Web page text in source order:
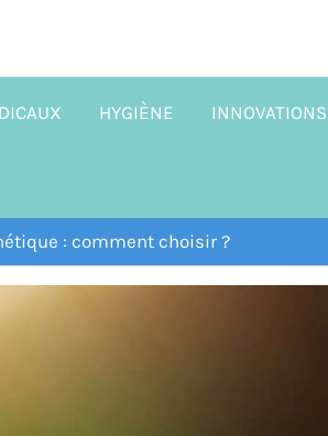
HYGIÈNE INNOVATIONS
: comment choisir ?